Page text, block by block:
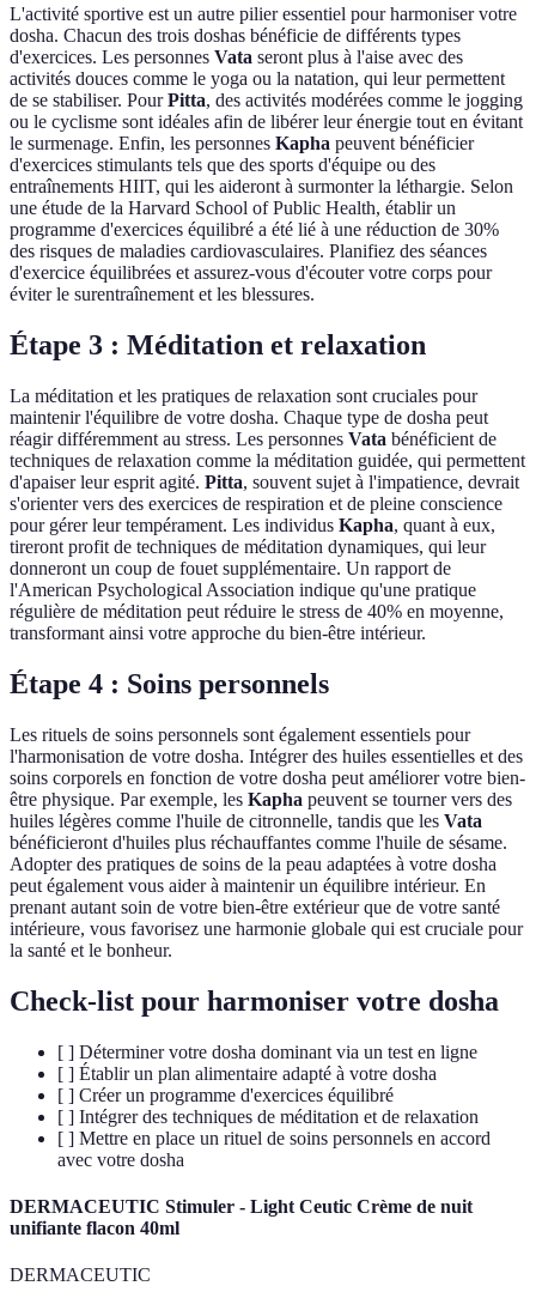
L'activité sportive est un autre pilier essentiel pour harmoniser votre
dosha. Chacun des trois doshas bénéficie de différents types
d'exercices. Les personnes Vata seront plus à l'aise avec des
activités douces comme le yoga ou la natation, qui leur permettent
de se stabiliser. PourPitta, des activités modérées comme le jogging
ou le cyclisme sont idéales afin de libérer leur énergie tout en évitant
le surmenage. Enfin, les personnes Kapha peuvent bénéficier
d'exercices stimulants tels que des sports d'équipe ou des
entraînements HIIT, qui les aideront à surmonter la léthargie. Selon
une étude de la Harvard School of Public Health, établir un
programme d'exercices équilibré a été lié à une réduction de 30%
des risques de maladies cardiovasculaires. Planifiez des séances
d'exercice équilibrées et assurez-vous d'écouter votre corps pour
éviter le surentraînement et les blessures.
Étape 3 : Méditation et relaxation
La méditation et les pratiques de relaxation sont cruciales pour
maintenir l'équilibre de votre dosha. Chaque type de dosha peut
réagir différemment au stress. Les personnes Vata bénéficient de
techniques de relaxation comme la méditation guidée, qui permettent
d'apaiser leur esprit agité. Pitta, souvent sujet à l'impatience, devrait
s'orienter vers des exercices de respiration et de pleine conscience
pour gérer leur tempérament. Les individus Kapha, quant à eux,
tireront profit de techniques de méditation dynamiques, qui leur
donneront un coup de fouet supplémentaire. Un rapport de
l'American Psychological Association indique qu'une pratique
régulière de méditation peut réduire le stress de 40% en moyenne,
transformant ainsi votre approche du bien-être intérieur.
Étape 4 : Soins personnels
Les rituels de soins personnels sont également essentiels pour
l'harmonisation de votre dosha. Intégrer des huiles essentielles et des
soins corporels en fonction de votre dosha peut améliorer votre bien-
être physique. Par exemple, les Kapha peuvent se tourner vers des
huiles légères comme l'huile de citronnelle, tandis que les Vata
bénéficieront d'huiles plus réchauffantes comme l'huile de sésame.
Adopter des pratiques de soins de la peau adaptées à votre dosha
peut également vous aider à maintenir un équilibre intérieur. En
prenant autant soin de votre bien-être extérieur que de votre santé
intérieure, vous favorisez une harmonie globale qui est cruciale pour
la santé et le bonheur.
Check-list pour harmoniser votre dosha
[ ] Déterminer votre dosha dominant via un test en ligne
[ ] Établir un plan alimentaire adapté à votre dosha
[ ] Créer un programme d'exercices équilibré
[ ] Intégrer des techniques de méditation et de relaxation
[ ] Mettre en place un rituel de soins personnels en accord
avec votre dosha
DERMACEUTIC Stimuler - Light Ceutic Crème de nuit
unifiante flacon 40ml
DERMACEUTIC